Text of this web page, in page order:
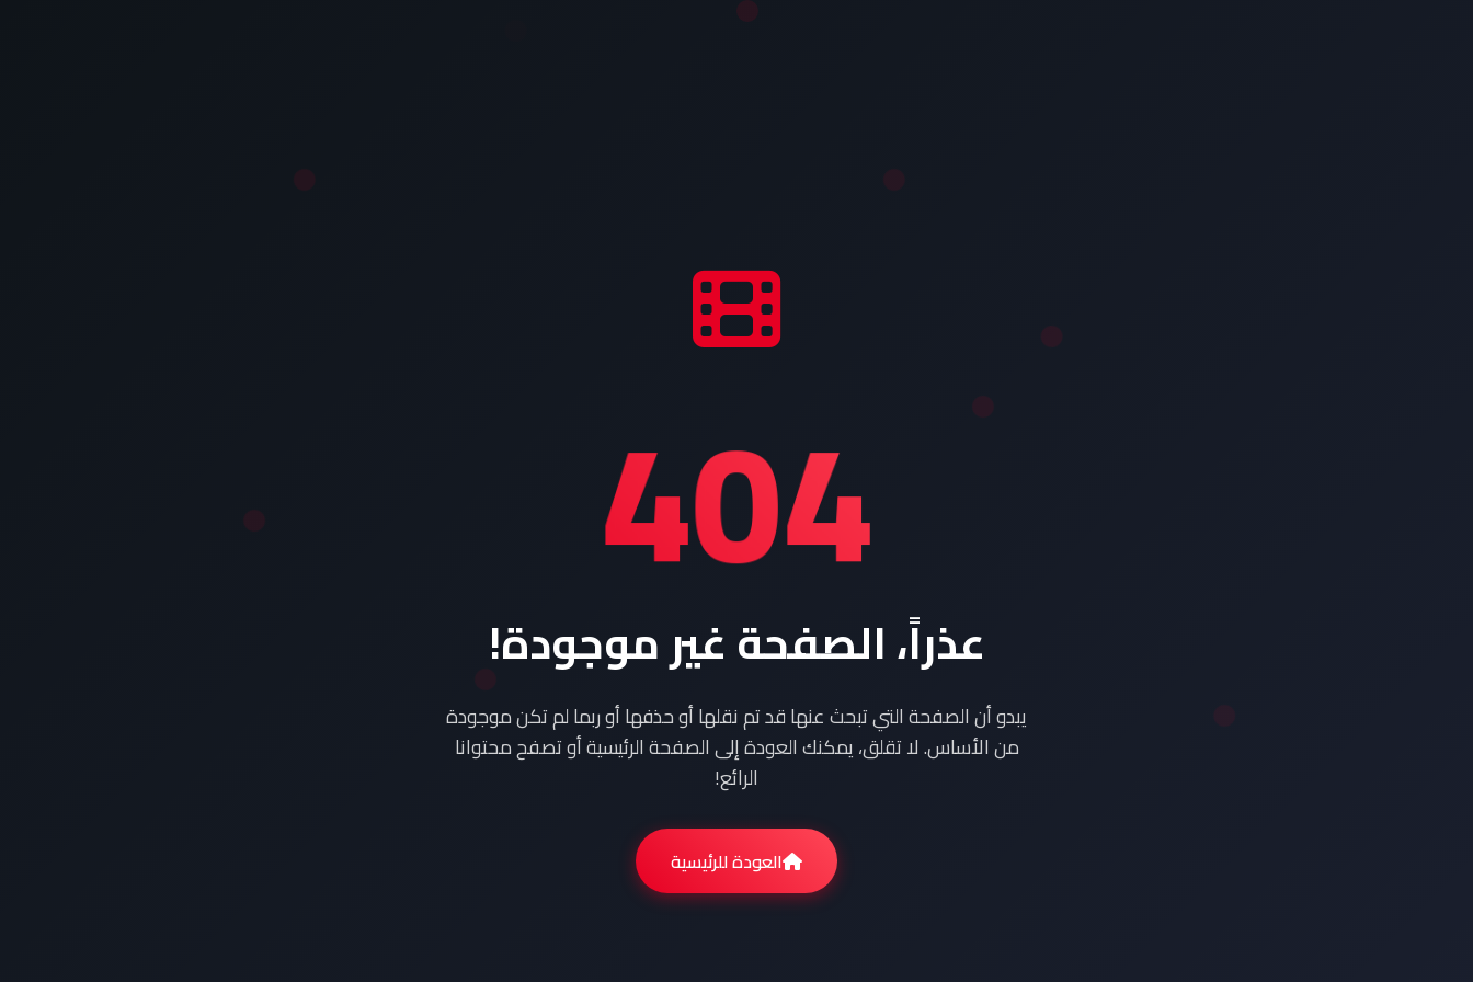
404
عذراً، الصفحة غير موجودة!
يبدو أن الصفحة التي تبحث عنها قد تم نقلها أو حذفها أو ربما لم تكن موجودة
من الأساس. لا تقلق، يمكنك العودة إلى الصفحة الرئيسية أو تصفح محتوانا
الرائع!
العودة للرئيسية